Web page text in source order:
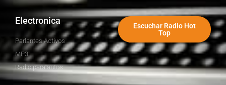
Electronica
Parlantes Activos
MP3
Radio para autos
Escuchar Radio Hot
Top